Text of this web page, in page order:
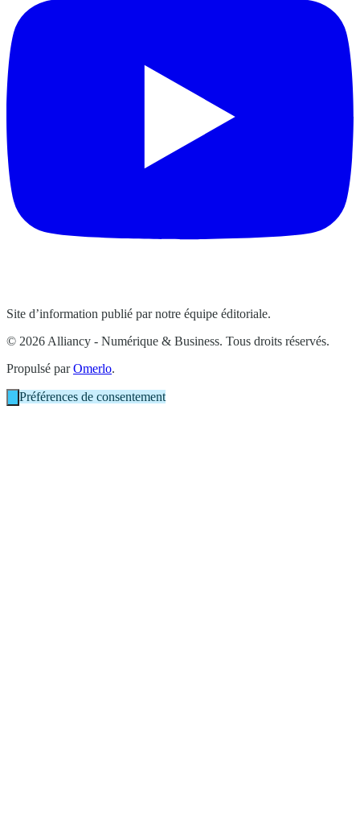
Site d’information publié par notre équipe éditoriale.
© 2026 Alliancy - Numérique & Business. Tous droits réservés.
Propulsé parOmerlo.
Préférences de consentement